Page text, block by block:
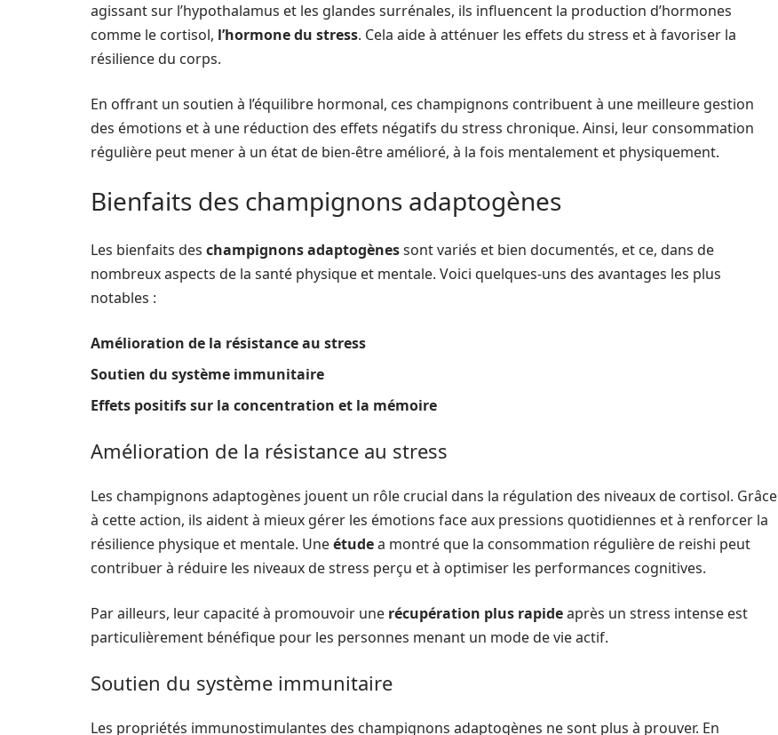
agissant sur l’hypothalamus et les glandes surrénales, ils influencent la production d’hormones
comme le cortisol, l’hormone du stress. Cela aide à atténuer les effets du stress et à favoriser la
résilience du corps.
En offrant un soutien à l’équilibre hormonal, ces champignons contribuent à une meilleure gestion
des émotions et à une réduction des effets négatifs du stress chronique. Ainsi, leur consommation
régulière peut mener à un état de bien-être amélioré, à la fois mentalement et physiquement.
Bienfaits des champignons adaptogènes
Les bienfaits des champignons adaptogènessont variés et bien documentés, et ce, dans de
nombreux aspects de la santé physique et mentale. Voici quelques-uns des avantages les plus
notables :
Amélioration de la résistance au stress
Soutien du système immunitaire
Effets positifs sur la concentration et la mémoire
Amélioration de la résistance au stress
Les champignons adaptogènes jouent un rôle crucial dans la régulation des niveaux de cortisol. Grâce
à cette action, ils aident à mieux gérer les émotions face aux pressions quotidiennes et à renforcer la
résilience physique et mentale. Uneétudea montré que la consommation régulière de reishi peut
contribuer à réduire les niveaux de stress perçu et à optimiser les performances cognitives.
Par ailleurs, leur capacité à promouvoir une récupération plus rapideaprès un stress intense est
particulièrement bénéfique pour les personnes menant un mode de vie actif.
Soutien du système immunitaire
Les propriétés immunostimulantes des champignons adaptogènes ne sont plus à prouver. En